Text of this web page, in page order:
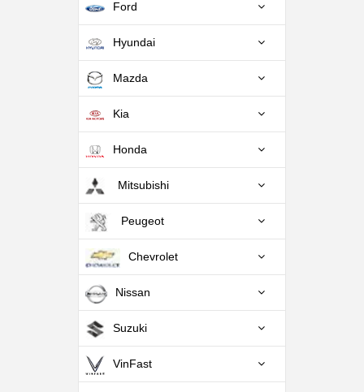
Ford
Hyundai
Mazda
Kia
Honda
Mitsubishi
Peugeot
Chevrolet
Nissan
Suzuki
VinFast